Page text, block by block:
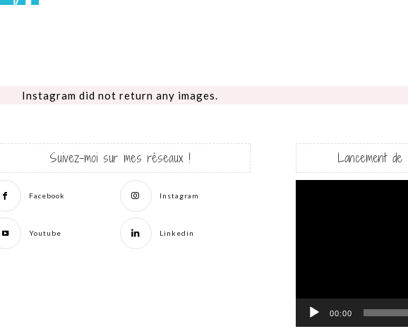
Instagram did not return any images.
Suivez-moi sur mes réseaux !
Facebook Instagram
Youtube Linkedin
Lancement
00:00